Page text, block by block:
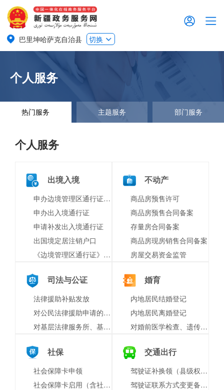
巴里坤哈萨克自治县 切换
个人服务
热门服务 主题服务 部门服务
个人服务
出境入境
申办边境管理区通行证（含边境特别管理区通行证）
申办出入境通行证
申请补发出入境通行证
出国境定居注销户口
《边境管理区通行证》网上预约
不动产
商品房预售许可
商品房预售合同备案
存量房合同备案
商品房现房销售合同备案
房屋交易资金监管
司法与公证
法律援助补贴发放
对公民法律援助申请的审批
对基层法律服务所、基层法律服务工作者进行表彰奖励
婚育
内地居民结婚登记
内地居民离婚登记
对婚前医学检查、遗传病诊断和产前诊断结果有异议的医学技术鉴定
社保
社会保障卡申领
社会保障卡启用（含社会保障卡银行账户激活）
交通出行
驾驶证补换领（县级权限）
驾驶证联系方式变更备案（县级权限）